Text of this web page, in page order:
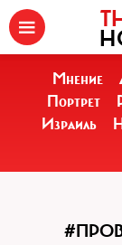
Мнение
Портрет
Израиль